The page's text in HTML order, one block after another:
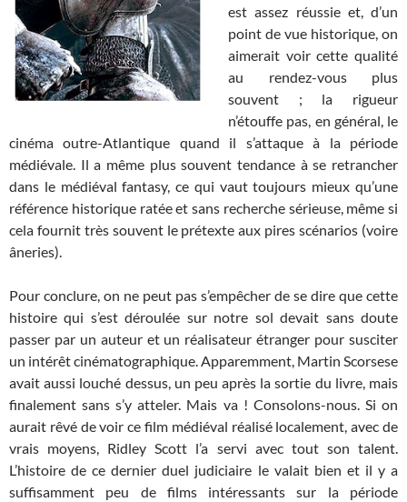
est assez réussie et, d’un
point de vue historique, on
aimerait voir cette qualité
au rendez-vous plus
souvent ; la rigueur
n’étouffe pas, en général, le
cinéma outre-Atlantique quand il s’attaque à la période
médiévale. Il a même plus souvent tendance à se retrancher
dans le médiéval fantasy, ce qui vaut toujours mieux qu’une
référence historique ratée et sans recherche sérieuse, même si
cela fournit très souvent le prétexte aux pires scénarios (voire
âneries).
Pour conclure, on ne peut pas s’empêcher de se dire que cette
histoire qui s’est déroulée sur notre sol devait sans doute
passer par un auteur et un réalisateur étranger pour susciter
un intérêt cinématographique. Apparemment, Martin Scorsese
avait aussi louché dessus, un peu après la sortie du livre, mais
finalement sans s’y atteler. Mais va ! Consolons-nous. Si on
aurait rêvé de voir ce film médiéval réalisé localement, avec de
vrais moyens, Ridley Scott l’a servi avec tout son talent.
L’histoire de ce dernier duel judiciaire le valait bien et il y a
suffisamment peu de films intéressants sur la période